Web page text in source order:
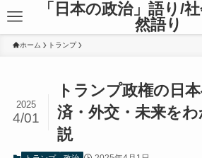
「日本の政治」語り/
然語り
ホーム トランプ
トランプ政権の日
済・外交・未来を
説
2025
4/01